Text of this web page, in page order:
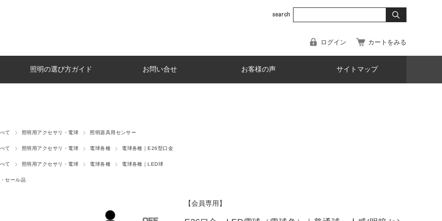
ログイン カートをみる
照明の選び方ガイド お問い合せ お客様の声 サイトマップ
て 照明用アクセサリ・電球 照明器具用センサー
て 照明用アクセサリ・電球 電球各種 電球各種｜E26型口金
て 照明用アクセサリ・電球 電球各種 電球各種｜LED球
セール品
【会員専用】